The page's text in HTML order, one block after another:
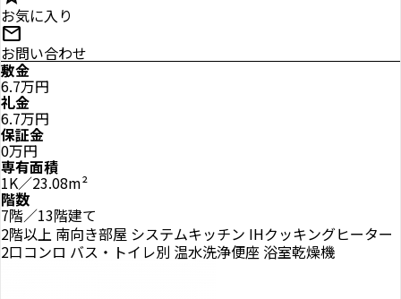
お気に入り
mail
お問い合わせ
敷金
6.7万円
礼金
6.7万円
保証金
0万円
専有面積
1K／23.08m²
階数
7階／13階建て
2階以上 南向き部屋 システムキッチン IHクッキングヒーター
2口コンロ バス・トイレ別 温水洗浄便座 浴室乾燥機